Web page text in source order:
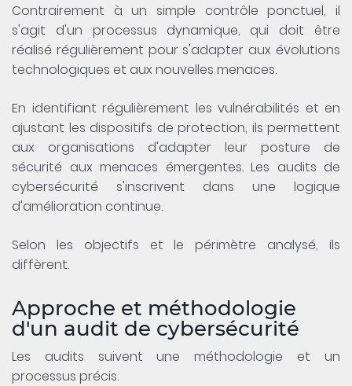
Contrairement à un simple contrôle ponctuel, il
s'agit d'un processus dynamique, qui doit être
réalisé régulièrement pour s'adapter aux évolutions
technologiques et aux nouvelles menaces.
En identifiant régulièrement les vulnérabilités et en
ajustant les dispositifs de protection, ils permettent
aux organisations d'adapter leur posture de
sécurité aux menaces émergentes. Les audits de
cybersécurité s'inscrivent dans une logique
d'amélioration continue.
Selon les objectifs et le périmètre analysé, ils
diffèrent.
Approche et méthodologie
d'un audit de cybersécurité
Les audits suivent une méthodologie et un
processus précis.